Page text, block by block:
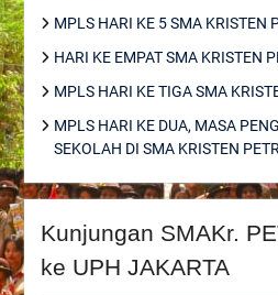
MPLS HARI KE 5 SMA KRISTEN
HARI KE EMPAT SMA KRISTEN
MPLS HARI KE TIGA SMA
MPLS HARI KE DUA, MASA
SEKOLAH DI SMA KRISTEN
Kunjungan SMAKr.
ke UPH JAKARTA